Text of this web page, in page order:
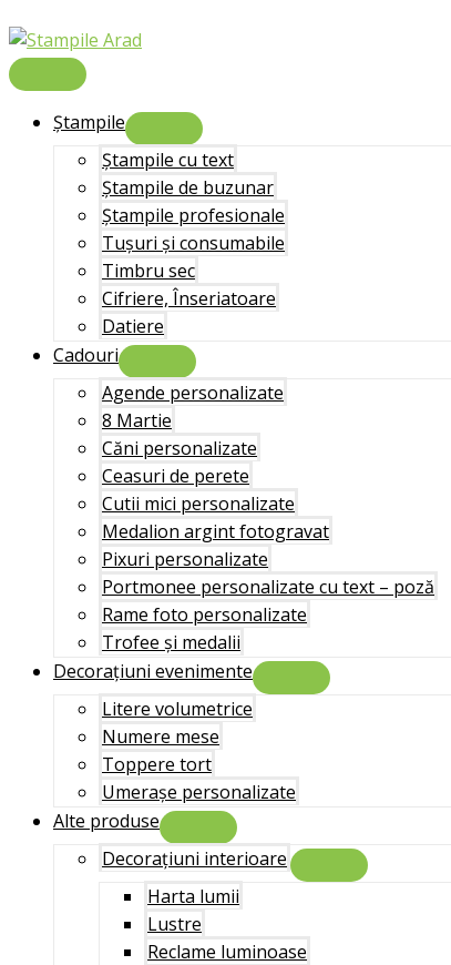
Skip
to
contentMain
Menu
Ștampile
Menu
Toggle
Ștampile cu text
Ștampile de buzunar
Ștampile profesionale
Tușuri și consumabile
Timbru sec
Cifriere, Înseriatoare
Datiere
Cadouri
Menu
Toggle
Agende personalizate
8 Martie
Căni personalizate
Ceasuri de perete
Cutii mici personalizate
Medalion argint fotogravat
Pixuri personalizate
Portmonee personalizate cu text – poză
Rame foto personalizate
Trofee și medalii
Decorațiuni evenimente
Menu
Toggle
Litere volumetrice
Numere mese
Toppere tort
Umerașe personalizate
Alte produse
Menu
Toggle
Decorațiuni interioare
Menu
Toggle
Harta lumii
Lustre
Reclame luminoase